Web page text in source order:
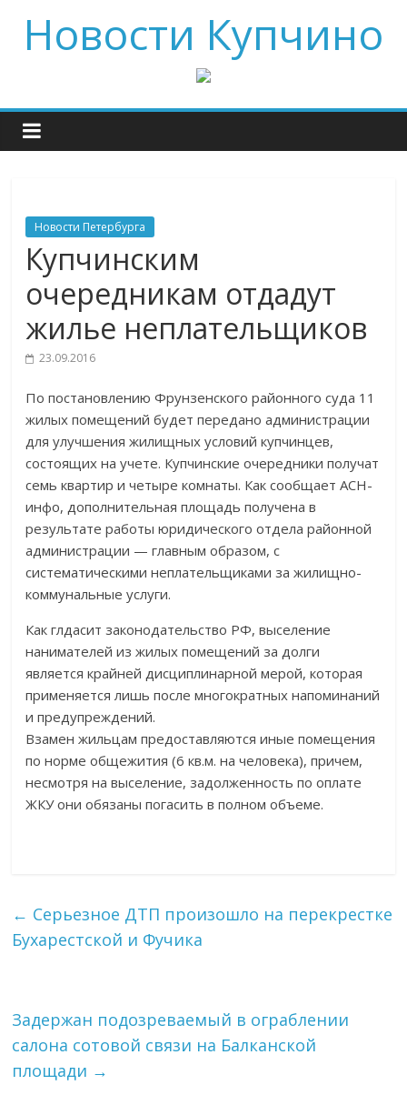
Новости Купчино
Новости Петербурга
Купчинским
очередникам отдадут
жилье неплательщиков
23.09.2016
По постановлению Фрунзенского районного суда 11
жилых помещений будет передано администрации
для улучшения жилищных условий купчинцев,
состоящих на учете. Купчинские очередники получат
семь квартир и четыре комнаты. Как сообщает АСН-
инфо, дополнительная площадь получена в
результате работы юридического отдела районной
администрации — главным образом, с
систематическими неплательщиками за жилищно-
коммунальные услуги.
Как глдасит законодательство РФ, выселение
нанимателей из жилых помещений за долги
является крайней дисциплинарной мерой, которая
применяется лишь после многократных напоминаний
и предупреждений.
Взамен жильцам предоставляются иные помещения
по норме общежития (6 кв.м. на человека), причем,
несмотря на выселение, задолженность по оплате
ЖКУ они обязаны погасить в полном объеме.
← Серьезное ДТП произошло на перекрестке
Бухарестской и Фучика
Задержан подозреваемый в ограблении
салона сотовой связи на Балканской
площади →